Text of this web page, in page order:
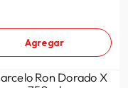
Agregar